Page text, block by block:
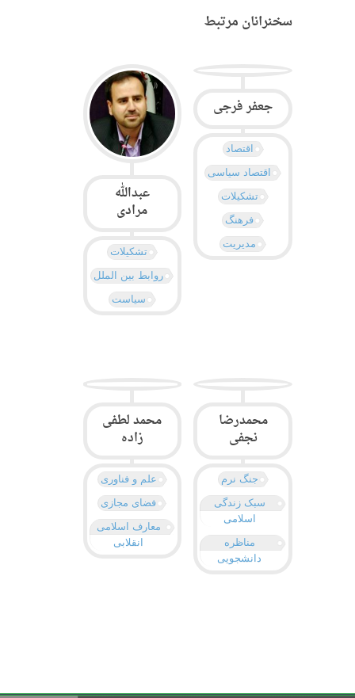
سخنرانان مرتبط
جعفر فرجی
اقتصاد
اقتصاد سیاسی
تشکیلات
فرهنگ
مدیریت
عبدالله
مرادی
تشکیلات
روابط بین الملل
سیاست
محمدرضا
نجفی
جنگ نرم
سبک زندگی
اسلامی
مناظره
دانشجویی
محمد لطفی
زاده
علم و فناوری
فضای مجازی
معارف اسلامی
انقلابی